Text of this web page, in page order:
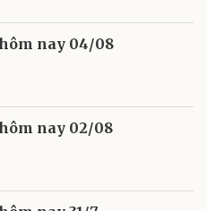
nay 04/08
nay 02/08